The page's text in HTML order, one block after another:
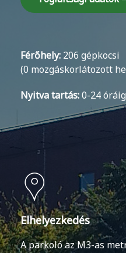
Férőhely: 206 gépkocsi
(0 mozgáskorlátozott
Nyitva tartás:0-24 óráig
Elhelyezkedés
A parkoló az M3-as